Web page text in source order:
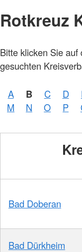
Rotkreuz
Bitte klicken Sie
gesuchten
A B C D
M
N O P
Bad Doberan
Bad Dürkheim